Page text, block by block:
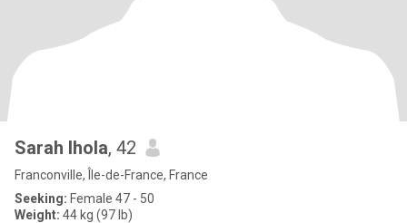
Sarah lhola, 42
Franconville, Île-de-France, France
Seeking: Female 47 - 50
Weight: 44 kg (97 lb)